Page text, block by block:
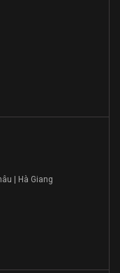
| Hà Giang